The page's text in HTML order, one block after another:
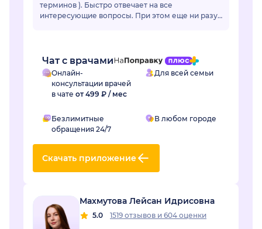
терминов ). Быстро отвечает на все
интересующие вопросы. При этом еще ни разу
Чат с врачами
Онлайн-
консультации врачей
в чате от 499 ₽ / мес
Для всей семьи
Безлимитные
обращения 24/7
В любом городе
Скачать приложение
Махмутова Лейсан Идрисовна
5.0 1519 отзывов и 604 оценки